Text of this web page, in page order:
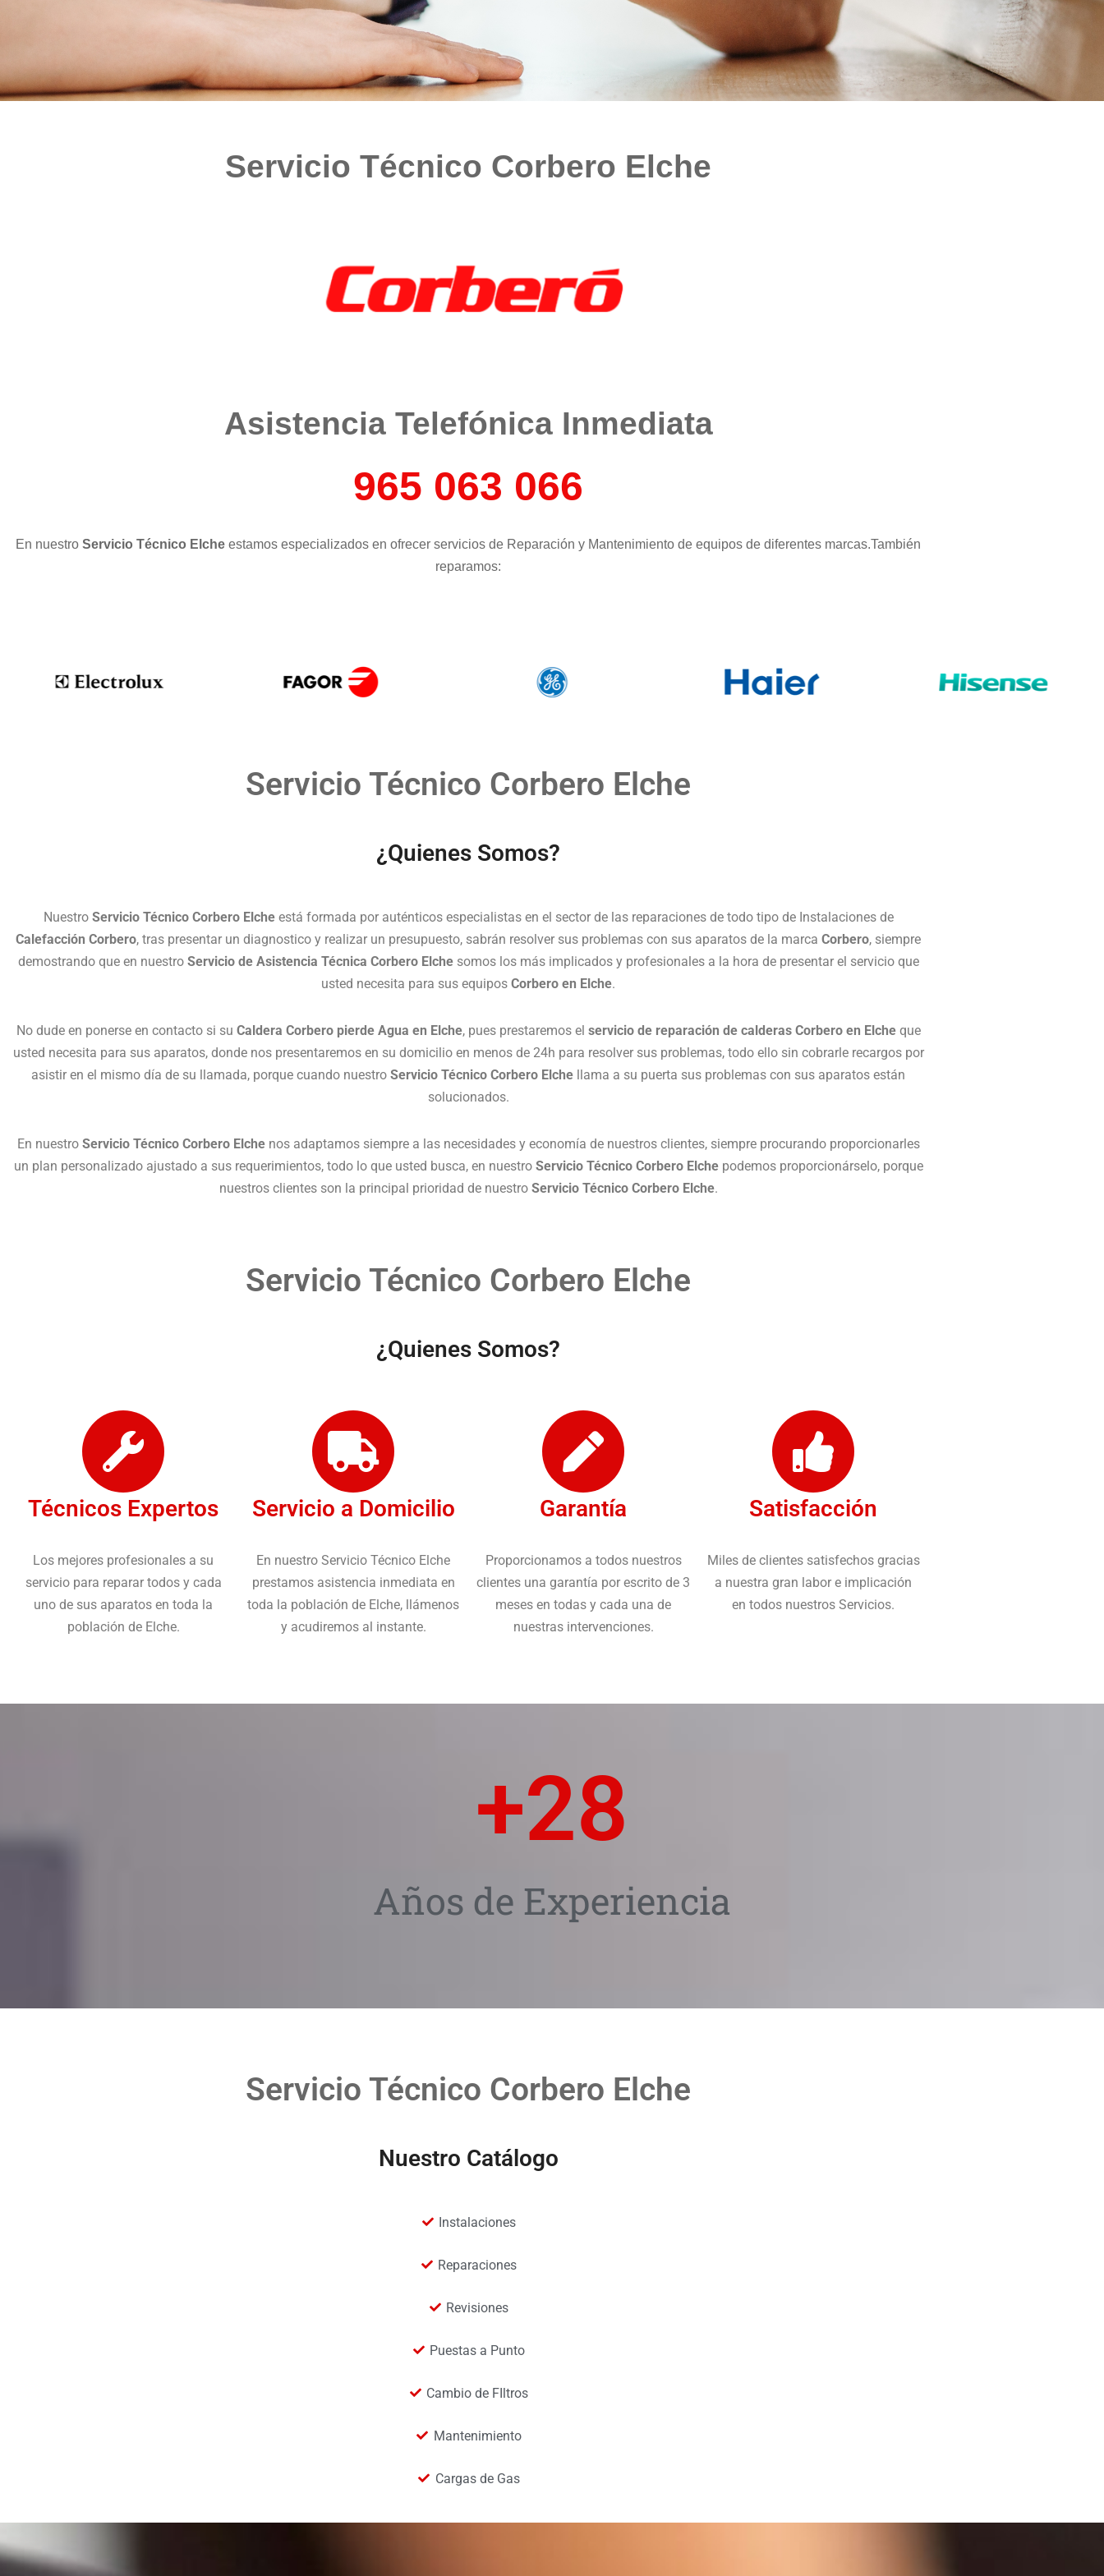
Servicio Técnico Corbero Elche
Asistencia Telefónica Inmediata​​​
965 063 066
En nuestro Servicio Técnico Elche estamos especializados en ofrecer servicios de Reparación y Mantenimiento de equipos de diferentes marcas.También
reparamos:
Servicio Técnico Corbero Elche
¿Quienes Somos?
Nuestro Servicio Técnico Corbero Elcheestá formada por auténticos especialistas en el sector de las reparaciones de todo tipo de Instalaciones de
Calefacción Corbero, tras presentar un diagnostico y realizar un presupuesto, sabrán resolver sus problemas con sus aparatos de la marca Corbero, siempre
demostrando que en nuestro Servicio de Asistencia Técnica Corbero Elchesomos los más implicados y profesionales a la hora de presentar el servicio que
usted necesita para sus equipos Corbero en Elche.
No dude en ponerse en contacto si su Caldera Corbero pierde Agua en Elche, pues prestaremos el servicio de reparación de calderas Corbero en Elcheque
usted necesita para sus aparatos, donde nos presentaremos en su domicilio en menos de 24h para resolver sus problemas, todo ello sin cobrarle recargos por
asistir en el mismo día de su llamada, porque cuando nuestro Servicio Técnico Corbero Elche llama a su puerta sus problemas con sus aparatos están
solucionados.
En nuestro Servicio Técnico Corbero Elchenos adaptamos siempre a las necesidades y economía de nuestros clientes, siempre procurando proporcionarles
un plan personalizado ajustado a sus requerimientos, todo lo que usted busca, en nuestro Servicio Técnico Corbero Elchepodemos proporcionárselo, porque
nuestros clientes son la principal prioridad de nuestro Servicio Técnico Corbero Elche.
Servicio Técnico Corbero Elche
¿Quienes Somos?
Técnicos Expertos
Los mejores profesionales a su
servicio para reparar todos y cada
uno de sus aparatos en toda la
población de Elche.
Servicio a Domicilio
En nuestro Servicio Técnico Elche
prestamos asistencia inmediata en
toda la población de Elche, llámenos
y acudiremos al instante.
Garantía
Proporcionamos a todos nuestros
clientes una garantía por escrito de 3
meses en todas y cada una de
nuestras intervenciones.
Satisfacción
Miles de clientes satisfechos gracias
a nuestra gran labor e implicación
en todos nuestros Servicios.
Años de Experiencia
+28
Servicio Técnico Corbero Elche
Nuestro Catálogo
Instalaciones
Reparaciones
Revisiones
Puestas a Punto
Cambio de FIltros
Mantenimiento
Cargas de Gas